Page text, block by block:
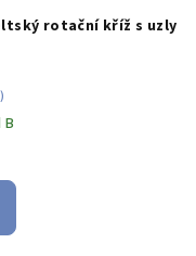
rotační kříž s uzly